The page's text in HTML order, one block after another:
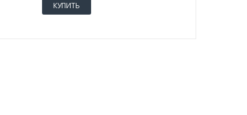
КУПИТЬ